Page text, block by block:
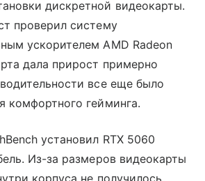
дискретной видеокарты.
проверил систему
ускорителем AMD Radeon
дала прирост примерно
все еще было
комфортного гейминга.
установил RTX 5060
Из-за размеров видеокарты
корпуса не получилось,